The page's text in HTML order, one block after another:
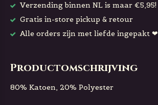
Verzending binnen NL is maar €5,95!
Gratis in-store pickup & retour
Alle orders zijn met liefde ingepakt ❤
Productomschrijving
80% Katoen, 20% Polyester